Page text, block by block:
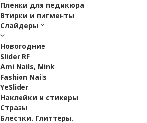
Пленки для педикюра
Втирки и пигменты
Слайдеры
Новогодние
Slider RF
Ami Nails, Mink
Fashion Nails
YeSlider
Наклейки и стикеры
Стразы
Блестки. Глиттеры.